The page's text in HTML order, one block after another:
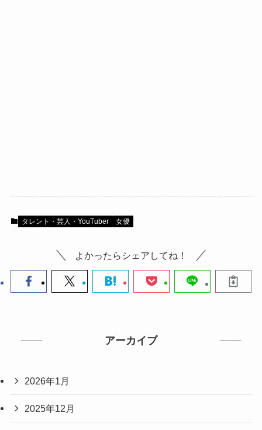
タレント・芸人・YouTuber 女優
よかったらシェアしてね！
アーカイブ
2026年1月
2025年12月